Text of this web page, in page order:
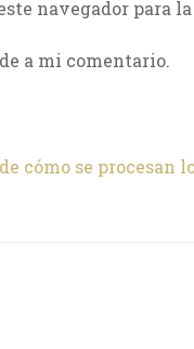
navegador para
a mi comentario.
cómo se procesan